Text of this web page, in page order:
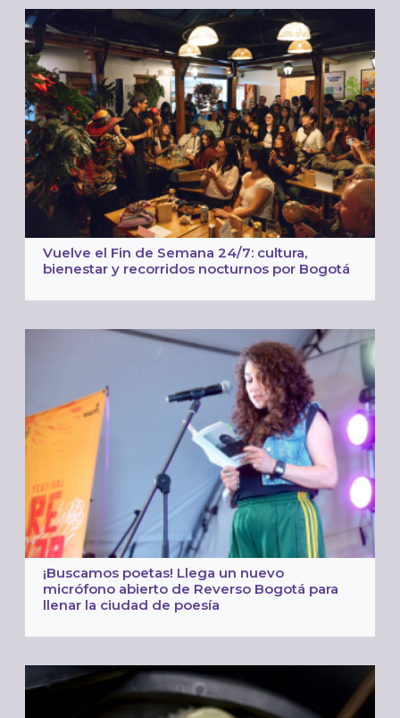
Vuelve el Fin de Semana 24/7: cultura,
bienestar y recorridos nocturnos por Bogotá
¡Buscamos poetas! Llega un nuevo
micrófono abierto de Reverso Bogotá para
llenar la ciudad de poesía